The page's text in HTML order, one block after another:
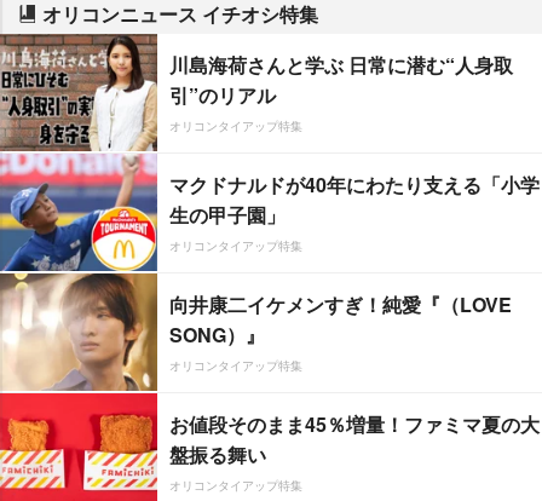
オリコンニュース イチオシ特集
川島海荷さんと学ぶ 日常に潜む“人身取
引”のリアル
オリコンタイアップ特集
マクドナルドが40年にわたり支える「小学
生の甲子園」
オリコンタイアップ特集
向井康二イケメンすぎ！純愛『（LOVE
SONG）』
オリコンタイアップ特集
お値段そのまま45％増量！ファミマ夏の大
盤振る舞い
オリコンタイアップ特集